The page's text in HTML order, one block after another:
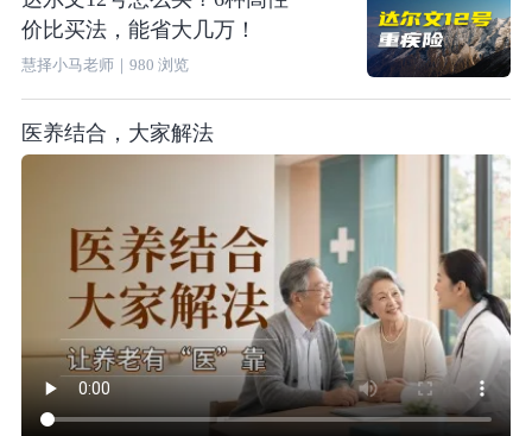
价比买法，能省大几万！
慧择小马老师｜ 980 浏览
医养结合，大家解法